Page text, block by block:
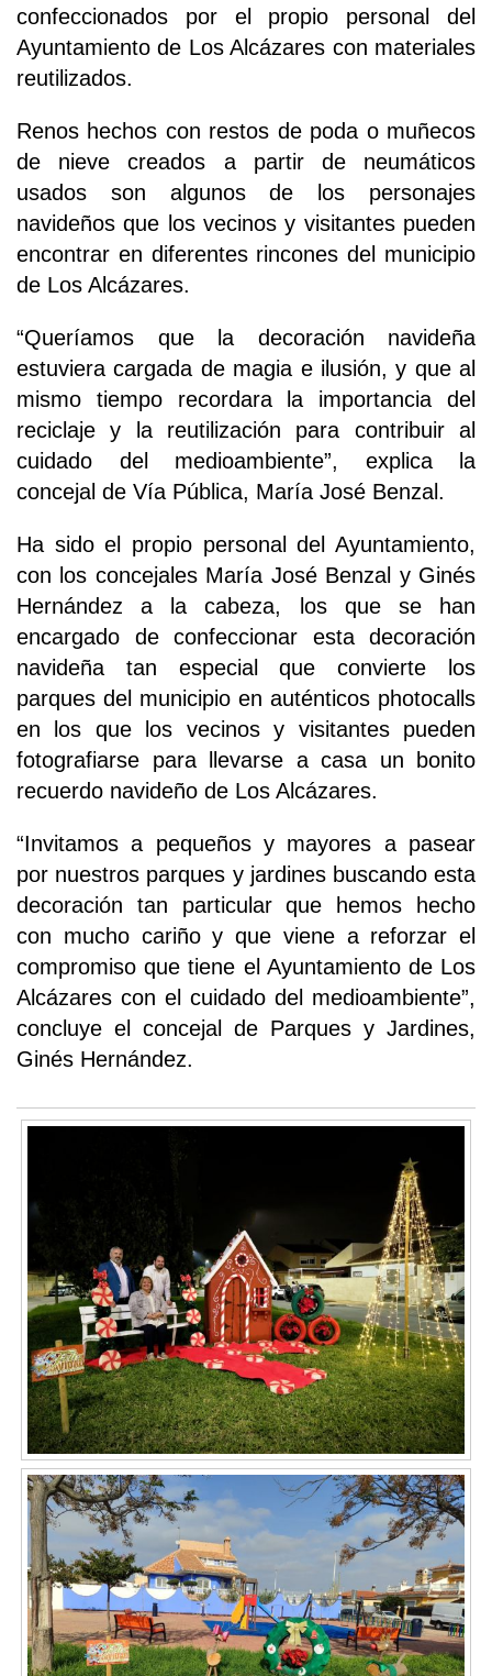
confeccionados por el propio personal del
Ayuntamiento de Los Alcázares con materiales
reutilizados.
Renos hechos con restos de poda o muñecos
de nieve creados a partir de neumáticos
usados son algunos de los personajes
navideños que los vecinos y visitantes pueden
encontrar en diferentes rincones del municipio
de Los Alcázares.
“Queríamos que la decoración navideña
estuviera cargada de magia e ilusión, y que al
mismo tiempo recordara la importancia del
reciclaje y la reutilización para contribuir al
cuidado del medioambiente”, explica la
concejal de Vía Pública, María José Benzal.
Ha sido el propio personal del Ayuntamiento,
con los concejales María José Benzal y Ginés
Hernández a la cabeza, los que se han
encargado de confeccionar esta decoración
navideña tan especial que convierte los
parques del municipio en auténticos photocalls
en los que los vecinos y visitantes pueden
fotografiarse para llevarse a casa un bonito
recuerdo navideño de Los Alcázares.
“Invitamos a pequeños y mayores a pasear
por nuestros parques y jardines buscando esta
decoración tan particular que hemos hecho
con mucho cariño y que viene a reforzar el
compromiso que tiene el Ayuntamiento de Los
Alcázares con el cuidado del medioambiente”,
concluye el concejal de Parques y Jardines,
Ginés Hernández.